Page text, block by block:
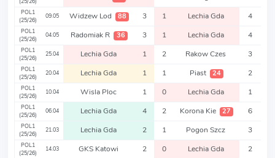
POL1
(25/26)
09.05 Widzew Lod 88 3 1 Lechia Gda 4
POL1
(25/26)
04.05 Radomiak R 36 3 1 Lechia Gda 4
POL1
(25/26)
25.04 Lechia Gda 1 2 Rakow Czes 3
POL1
(25/26)
20.04 Lechia Gda 1 1 Piast 24 2
POL1
(25/26)
10.04 Wisla Ploc 1 0 Lechia Gda 1
POL1
(25/26)
06.04 Lechia Gda 4 2 Korona Kie 27 6
POL1
(25/26)
21.03 Lechia Gda 2 1 Pogon Szcz 3
POL1
(25/26)
14.03 GKS Katowi 2 0 Lechia Gda 2